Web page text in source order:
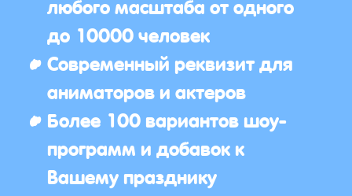
до 10000 человек
Современный реквизит для
аниматоров и актеров
Более 100 вариантов шоу-
программ и добавок к
Вашему празднику